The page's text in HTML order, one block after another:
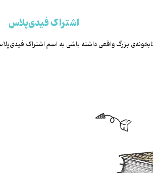
اشتراک فیدی‌پلاس
بزرگ واقعی داشته باشی به اسم اشتراک